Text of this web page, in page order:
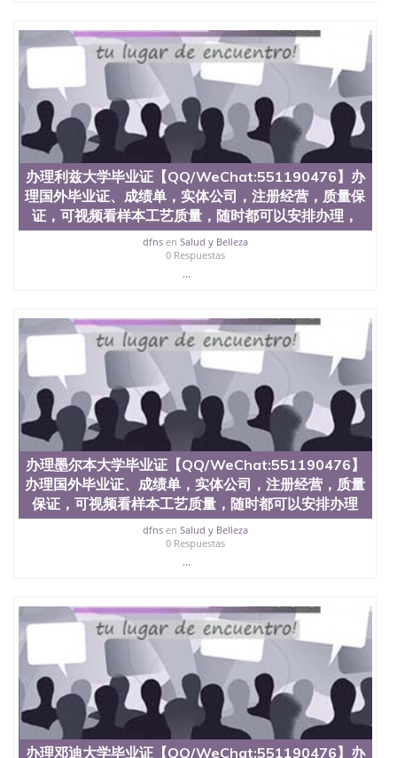
名综合性公立大学，它以极高的就业率，全美名列前
茅的毕业薪资，浓厚的多元化学术氛围，杰出的本科
教育质量，被《福克斯》杂志评选为全美50强公立综
合性大学，每年有来自世界各地的成百上千的海外学
生前往求学。 至今，这是一所在世界上享有学术地
位、声誉、实习机会和影响力的高等教育机构，并获
誉为美国本科教育质量的核心代表。其计算机系与会
计系更是在当今美国大学教学排名中表现优异。其毕
业生大多可以在其所处地域的世界硅谷中心得到工作
机会。许多硅谷公司甚至在学生大三和大四的学期提
供许多相应科系的实习机会。无论是加州大学系统
(UC)，还是加州州立大学系统(CSU), 圣何塞州立大学
都占据着加州所有大学中的地理位置。 圣何塞州立大
学座落于硅谷(Silicon Valley), 于附近的旧金山-圣何塞
地区为全美的重要科技中心。约有学生三万人，超过
子工程学，工商管理学，艺术设计，和航空学等，深
受性肯定及好评；而各种大学部和研究所的商学课程
也吸引了众多不同国家的专业人士前来研究与学习。
二、办理流程： 1、收集客户办理信息； 2、客户付
定金下单； 3、公司确认到账转制作点做电子图；
4、电子图做好发给客户确认； 5、电子图确认好转成
品部做成品； 6、成品做好拍照或者视频确认再付余
款； 7、快递给客户（国内顺丰，国外DHL）。 三、
真实网上可查的证明材料 1、教育部学历学位认证，
留服真实存档可查，存档。 2、留学回国人员证明
（使馆认证），使馆网站真实存档可查。 3、留信网
真实可查认证办理，存档可查，终身受用。 四、办理
流程农业科学院、艺术与建筑学院、商学院、交流学
院、地球及物质科学院、教育学院、工程学院、健康
与人类发展学院、信息工程与科学学院、人文学院、
约大学为学生们提供本科、硕士及博士学位。学校的
专业课程包括：会计学、MBA、财务、教育、建筑工
程、经济、医学、护理、文学、音乐、生物学、统计
学、美术、电子工程、天文学、农业、环境污染控
制、历史、电气工程、生物工程、建筑设计、工商管
理、材料科学、机械工程、航天工程、土木工程、数
学、化学、英语、社会科学、心理学、戏剧、市场营
销、机械工程、计算机科学、物理学、人工智能、商
科、金融专业 1、客户提供相关材料，确定客户办理
办理利兹大学毕业证【QQ/WeChat:551190476】办
理国外毕业证、成绩单，实体公司，注册经营，质量保
证，可视频看样本工艺质量，随时都可以安排办理，
dfnsen Salud y Belleza
0 Respuestas
...
办理墨尔本大学毕业证【QQ/WeChat:551190476】
办理国外毕业证、成绩单，实体公司，注册经营，质量
保证，可视频看样本工艺质量，随时都可以安排办理
dfnsen Salud y Belleza
0 Respuestas
...
办理邓迪大学毕业证【QQ/WeChat:551190476】办